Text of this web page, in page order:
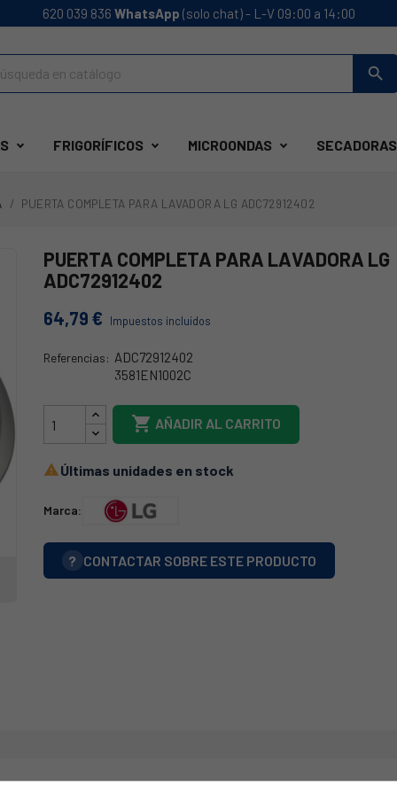
620 039 836 WhatsApp (solo chat) - L-V 09:00 a 14:00
search
FRIGORÍFICOS MICROONDAS SECADORAS
PUERTA COMPLETA PARA LAVADORA LG ADC72912402
PUERTA COMPLETA PARA LAVADORA LG
ADC72912402
64,79 € Impuestos incluidos
Referencias: ADC72912402
3581EN1002C
ADC72912402
 AÑADIR AL CARRITO
 Últimas unidades en stock
Marca:
? CONTACTAR SOBRE ESTE PRODUCTO